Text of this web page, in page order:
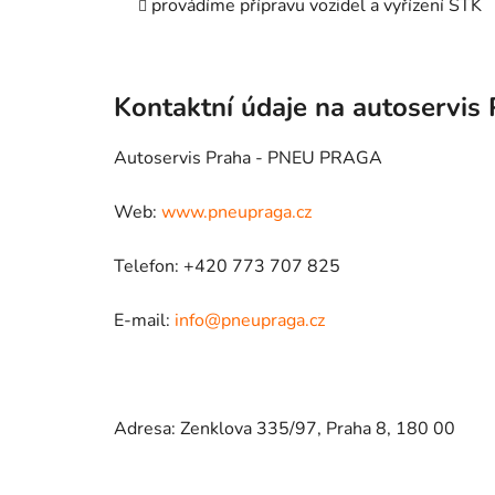
provádíme přípravu vozidel a vyřízení STK
Kontaktní údaje na autoservis
Autoservis Praha - PNEU PRAGA
Web: www.pneupraga.cz
Telefon: +420 773 707 825
E-mail: info@pneupraga.cz
Adresa: Zenklova 335/97, Praha 8, 180 00